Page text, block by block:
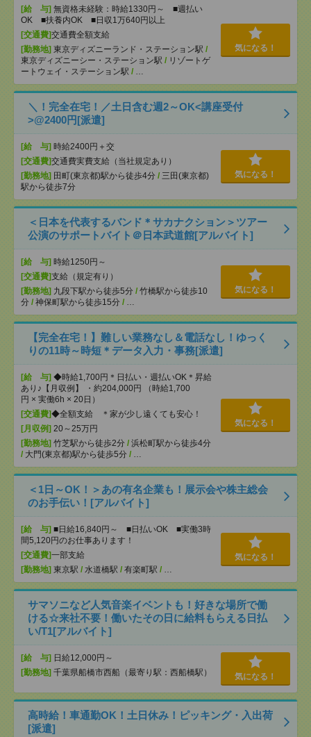
[給 与] 無資格未経験：時給1330円～ ■週払い
OK ■扶養内OK ■日収1万640円以上
[交通費]交通費全額支給
[勤務地] 東京ディズニーランド・ステーション駅 /
東京ディズニーシー・ステーション駅 / リゾートゲ
ートウェイ・ステーション駅 / …
気になる！
＼！完全在宅！／土日含む週2～OK<講座受付
>@2400円[派遣]
[給 与] 時給2400円＋交
[交通費]交通費実費支給（当社規定あり）
[勤務地] 田町(東京都)駅から徒歩4分 / 三田(東京都)
駅から徒歩7分
気になる！
＜日本を代表するバンド＊サカナクション＞ツアー
公演のサポートバイト＠日本武道館[アルバイト]
[給 与] 時給1250円～
[交通費]支給（規定有り）
[勤務地] 九段下駅から徒歩5分 / 竹橋駅から徒歩10
分 / 神保町駅から徒歩15分 / …
気になる！
【完全在宅！】難しい業務なし＆電話なし！ゆっく
りの11時～時短＊データ入力・事務[派遣]
[給 与] ◆時給1,700円＊日払い・週払いOK＊昇給
あり♪【月収例】 ・約204,000円 （時給1,700
円 × 実働6h × 20日）
[交通費]◆全額支給 ＊家が少し遠くても安心！
[月収例] 20～25万円
[勤務地] 竹芝駅から徒歩2分 / 浜松町駅から徒歩4分
/ 大門(東京都)駅から徒歩5分 / …
気になる！
＜1日～OK！＞あの有名企業も！展示会や株主総会
のお手伝い！[アルバイト]
[給 与] ■日給16,840円～ ■日払いOK ■実働3時
間5,120円のお仕事あります！
[交通費]一部支給
[勤務地] 東京駅 / 水道橋駅 / 有楽町駅 / …
気になる！
サマソニなど人気音楽イベントも！好きな場所で働
ける☆来社不要！働いたその日に給料もらえる日払
い/T1[アルバイト]
[給 与] 日給12,000円～
[勤務地] 千葉県船橋市西船（最寄り駅：西船橋駅） 気になる！
高時給！車通勤OK！土日休み！ピッキング・入出荷
[派遣]